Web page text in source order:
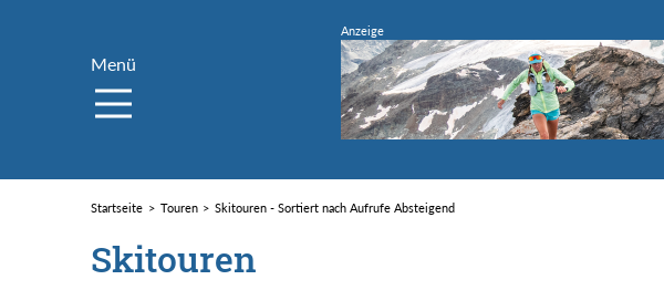
Menü
Startseite Touren Skitouren - Sortiert nach Aufrufe Absteigend
Skitouren